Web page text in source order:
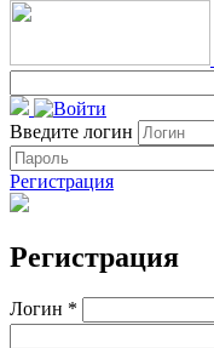
Введите логин
Регистрация
Регистрация
Логин *